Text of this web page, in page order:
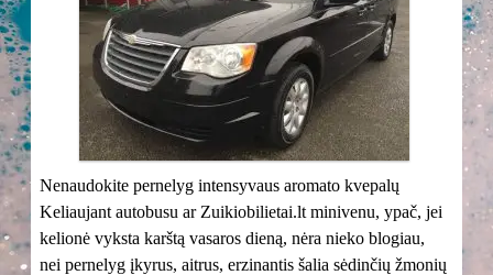
Nenaudokite pernelyg intensyvaus aromato kvepalų
Keliaujant autobusu ar Zuikiobilietai.lt minivenu, ypač, jei
kelionė vyksta karštą vasaros dieną, nėra nieko blogiau,
nei pernelyg įkyrus, aitrus, erzinantis šalia sėdinčių žmonių